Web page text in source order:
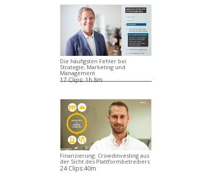
Die häufigsten Fehler bei
Strategie, Marketing und
Management
17 Clips:1h 8m
Finanzierung: Crowdinvesting aus
der Sicht des Plattformbetreibers
24 Clips:40m